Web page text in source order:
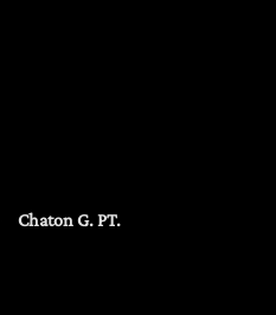
Chaton G. PT.